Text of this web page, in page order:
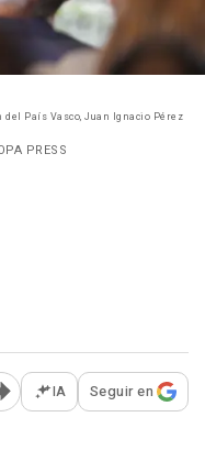
País Vasco, Juan Ignacio Pérez
PRESS
Abrir opciones para
IA Seguir en